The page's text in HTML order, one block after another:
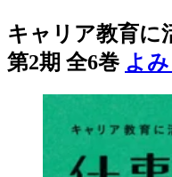
キャリア教育に
第2期 全6巻 よ